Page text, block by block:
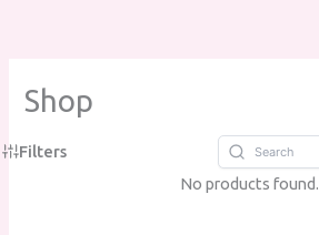
Shop
Filters
No products found.